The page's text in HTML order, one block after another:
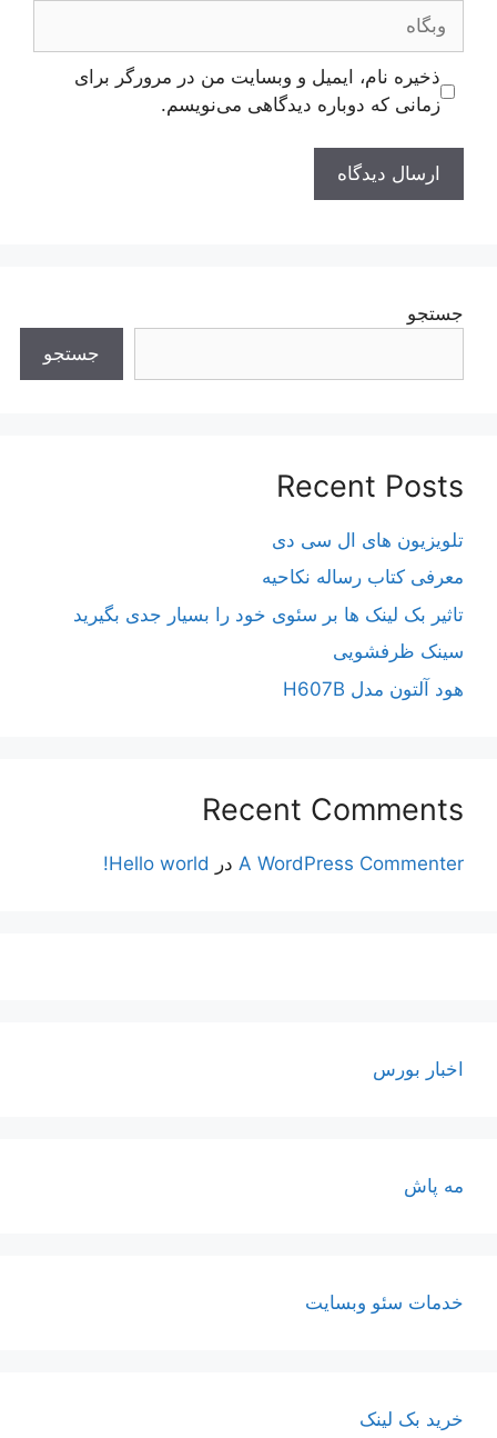
وبگاه
ذخیره نام، ایمیل و وبسایت من در مرورگر برای
زمانی که دوباره دیدگاهی می‌نویسم.
جستجو
جستجو
Recent Posts
تلویزیون های ال سی دی
معرفی کتاب رساله نکاحیه
تاثیر بک لینک ها بر سئوی خود را بسیار جدی بگیرید
سینک ظرفشویی
هود آلتون مدل H607B
Recent Comments
A WordPress Commenter در Hello world!
اخبار بورس
مه پاش
خدمات سئو وبسایت
خرید بک لینک